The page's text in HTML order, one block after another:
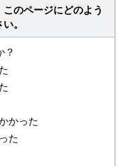
のページにどのよう
。
？
かった
た